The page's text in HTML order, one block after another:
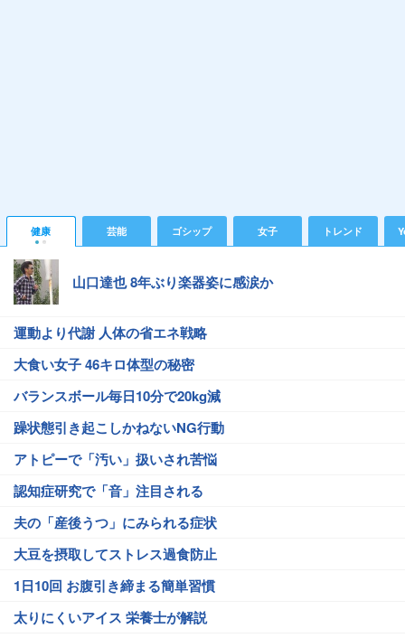
健康 芸能 ゴシップ 女子 トレンド
山口達也 8年ぶり楽器姿に感涙か
運動より代謝 人体の省エネ戦略
大食い女子 46キロ体型の秘密
バランスボール毎日10分で20kg減
躁状態引き起こしかねないNG行動
アトピーで「汚い」扱いされ苦悩
認知症研究で「音」注目される
夫の「産後うつ」にみられる症状
大豆を摂取してストレス過食防止
1日10回 お腹引き締まる簡単習慣
太りにくいアイス 栄養士が解説